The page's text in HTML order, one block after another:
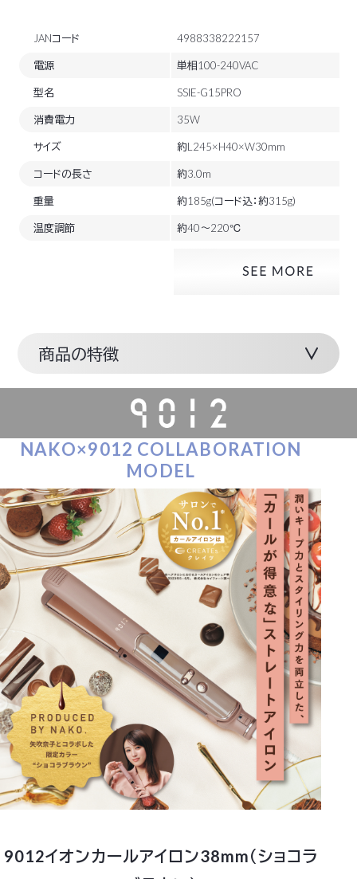
JANコード 4988338222157
電源 単相100-240VAC
型名 SSIE-G15PRO
消費電力 35W
サイズ 約L245×H40×W30mm
コードの長さ 約3.0m
重量 約185g(コード込：約315g)
温度調節 約40～220℃
商品の特徴
NAKO×9012 COLLABORATION
MODEL
9012イオンカールアイロン38mm（ショコラ